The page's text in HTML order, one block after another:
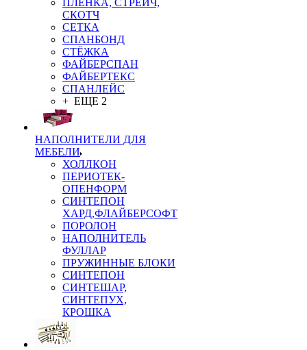
ПЛЁНКА, СТРЕЙЧ,
СКОТЧ
СЕТКА
СПАНБОНД
СТЁЖКА
ФАЙБЕРСПАН
ФАЙБЕРТЕКС
СПАНЛЕЙС
+ ЕЩЕ 2
НАПОЛНИТЕЛИ ДЛЯ
МЕБЕЛИ
ХОЛЛКОН
ПЕРИОТЕК-
ОПЕНФОРМ
СИНТЕПОН
ХАРД,ФЛАЙБЕРСОФТ
ПОРОЛОН
НАПОЛНИТЕЛЬ
ФУЛЛАР
ПРУЖИННЫЕ БЛОКИ
СИНТЕПОН
СИНТЕШАР,
СИНТЕПУХ,
КРОШКА